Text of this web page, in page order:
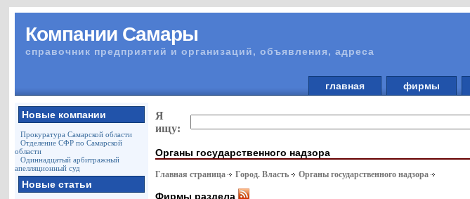
Компании Самары
справочник предприятий и организаций, объявления, адреса
главная фирмы
Новые компании
Прокуратура Самарской области
Отделение СФР по Самарской
области
Одиннадцатый арбитражный
апелляционный суд
Новые статьи
Я
ищу:
Органы государственного надзора
Главная страница Город. Власть Органы государственного надзора
Фирмы раздела